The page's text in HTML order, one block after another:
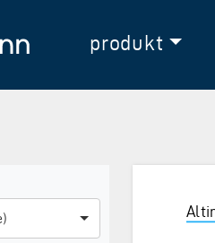
Til forsidenprodukt
å navigere mellom versjoner og